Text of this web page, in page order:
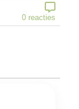
0 reacties